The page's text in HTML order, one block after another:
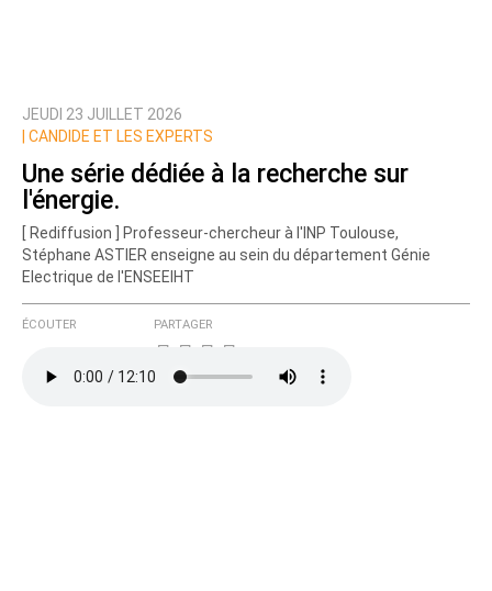
Prévenez-moi de tous les nouveaux commentaires
JEUDI 23 JUILLET 2026
CANDIDE ET LES EXPERTS
Une série dédiée à la recherche sur
l'énergie.
[ Rediffusion ] Professeur-chercheur à l'INP Toulouse,
Stéphane ASTIER enseigne au sein du département Génie
Electrique de l'ENSEEIHT
ÉCOUTER PARTAGER